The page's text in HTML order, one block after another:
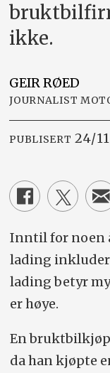
ikke.
GEIRRØED
JOURNALIST
PUBLISERT 24/
Inntil for noen
lading
lading betyr
er høye.
En
da han kjøpte